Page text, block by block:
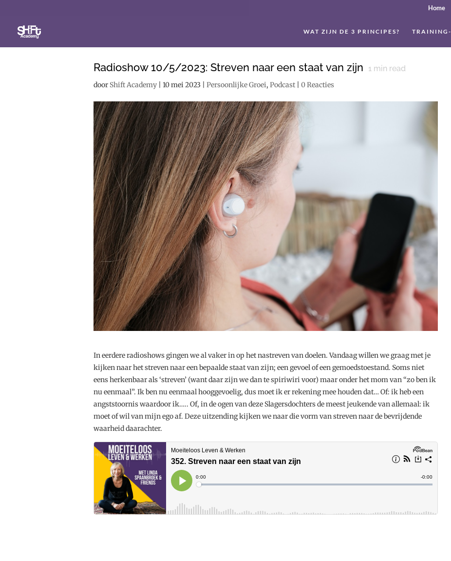
Home
WAT ZIJN DE 3 PRINCIPES?
Radioshow 10/5/2023: Streven naar een staat van zijn 1 min read
door Shift Academy 10 mei 2023 Persoonlijke Groei, Podcast 0 Reacties
In eerdere radioshows gingen we al vaker in op het nastreven van doelen. Vandaag willen we graag met je
kijken naar het streven naar een bepaalde staat van zijn; een gevoel of een gemoedstoestand. Soms niet
eens herkenbaar als ‘streven’ (want daar zijn we dan te spiriwiri voor) maar onder het mom van “zo ben ik
nu eenmaal”. Ik ben nu eenmaal hooggevoelig, dus moet ik er rekening mee houden dat… Of: ik heb een
angststoornis waardoor ik….. Of, in de ogen van deze Slagersdochters de meest jeukende van allemaal: ik
moet of wil van mijn ego af. Deze uitzending kijken we naar die vorm van streven naar de bevrijdende
waarheid daarachter.